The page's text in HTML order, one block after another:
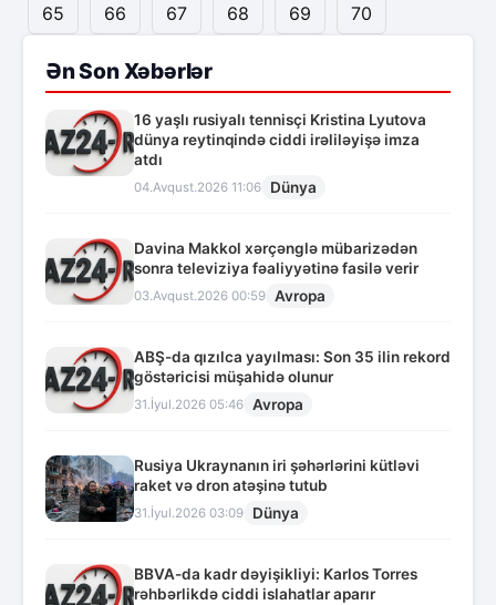
65
66 67 68 69 70
Ən Son Xəbərlər
16 yaşlı rusiyalı tennisçi Kristina Lyutova
dünya reytinqində ciddi irəliləyişə imza
atdı
04.Avqust.2026 11:06 Dünya
Davina Makkol xərçənglə mübarizədən
sonra televiziya fəaliyyətinə fasilə verir
03.Avqust.2026 00:59 Avropa
ABŞ-da qızılca yayılması: Son 35 ilin rekord
göstəricisi müşahidə olunur
31.İyul.2026 05:46 Avropa
Rusiya Ukraynanın iri şəhərlərini kütləvi
raket və dron atəşinə tutub
31.İyul.2026 03:09 Dünya
BBVA-da kadr dəyişikliyi: Karlos Torres
rəhbərlikdə ciddi islahatlar aparır